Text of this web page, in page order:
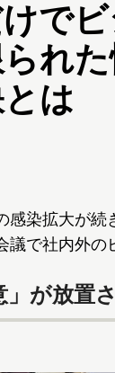
で
れた
は
染拡大が続
議で社内外の
」が放置